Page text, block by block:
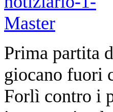
Prima partita
giocano fuori
Forlì contro i